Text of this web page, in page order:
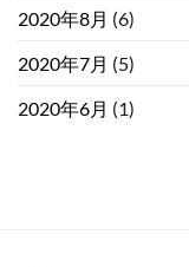
2020年8月 (6)
2020年7月 (5)
2020年6月 (1)